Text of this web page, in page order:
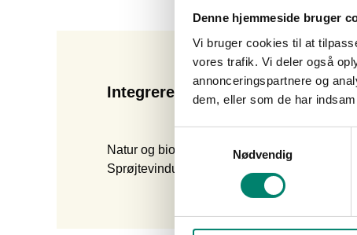
Denne hjemmeside bruger
Vi bruger cookies til at
vores trafik. Vi deler også
annonceringspartnere og
dem, eller som de har
Nødvendig
Integreret Plantebeskyttelse
Natur og biodiversitet
Sprøjtevinduer